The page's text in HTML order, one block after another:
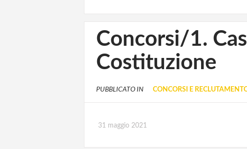
Concorsi/1.
Costituzione
PUBBLICATO IN CONCORSI E
31 maggio 2021